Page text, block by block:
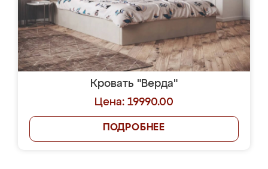
Кровать "Верда"
Цена: 19990.00
ПОДРОБНЕЕ